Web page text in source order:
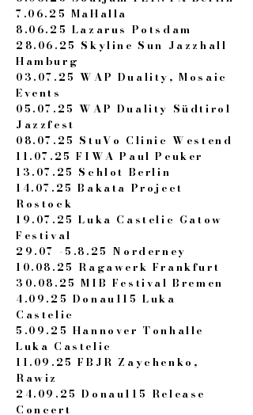
7.06.25 MaHalla
8.06.25 Lazarus Potsdam
28.06.25 Skyline Sun Jazzhall
Hamburg
03.07.25 WAP Duality, Mosaic
Events
05.07.25 WAP Duality Südtirol
Jazzfest
08.07.25 StuVo Clinic Westend
11.07.25 FIWA Paul Peuker
13.07.25 Schlot Berlin
14.07.25 Bakata Project
Rostock
19.07.25 Luka Castelic Gatow
Festival
29.07 -5.8.25 Norderney
10.08.25 Ragawerk Frankfurt
30.08.25 MIB Festival Bremen
4.09.25 Donau115 Luka
Castelic
5.09.25 Hannover Tonhalle
Luka Castelic
11.09.25 FBJR Zaychenko,
Rawiz
24.09.25 Donau115 Release
Concert